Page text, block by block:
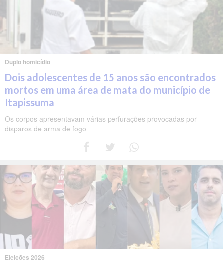
Duplo homicídio
Dois adolescentes de 15 anos são encontrados
mortos em uma área de mata do município de
Itapissuma
Os corpos apresentavam várias perfurações provocadas por
disparos de arma de fogo
Eleições 2026